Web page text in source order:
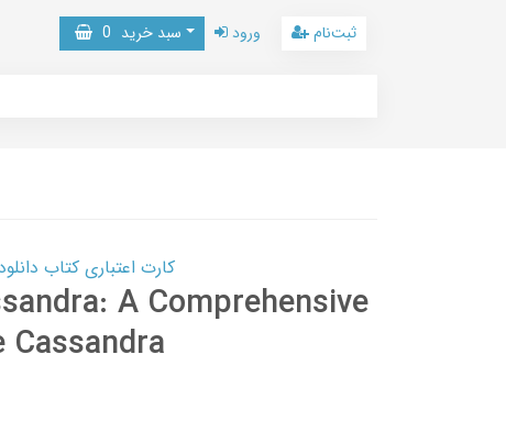
سبد خرید 0 ورود ثبت‌نام
کارت اعتباری کتاب دانلود با 10,000,000 اعتبار دانلود کتاب!
A Comprehensive